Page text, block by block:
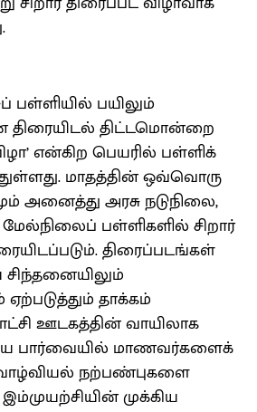
பள்ளியில் பயிலும்
திரையிடல் திட்டமொன்றை
என்கிற பெயரில் பள்ளிக்
மாதத்தின் ஒவ்வொரு
அனைத்து அரசு நடுநிலை,
பள்ளிகளில் சிறார்
திரைப்படங்கள்
தாக்கம்
ஊடகத்தின் வாயிலாக
பார்வையில் மாணவர்களைக்
நற்பண்புகளை
முக்கிய